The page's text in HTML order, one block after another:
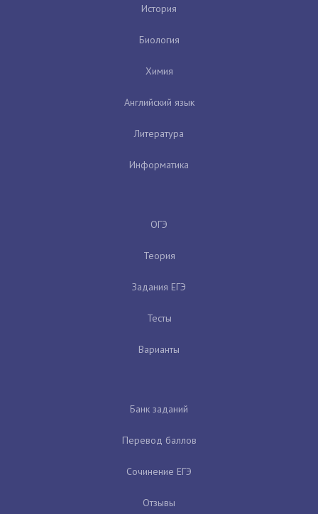
История
Биология
Химия
Английский язык
Литература
Информатика
ОГЭ
Теория
Задания ЕГЭ
Тесты
Варианты
Банк заданий
Перевод баллов
Сочинение ЕГЭ
Отзывы